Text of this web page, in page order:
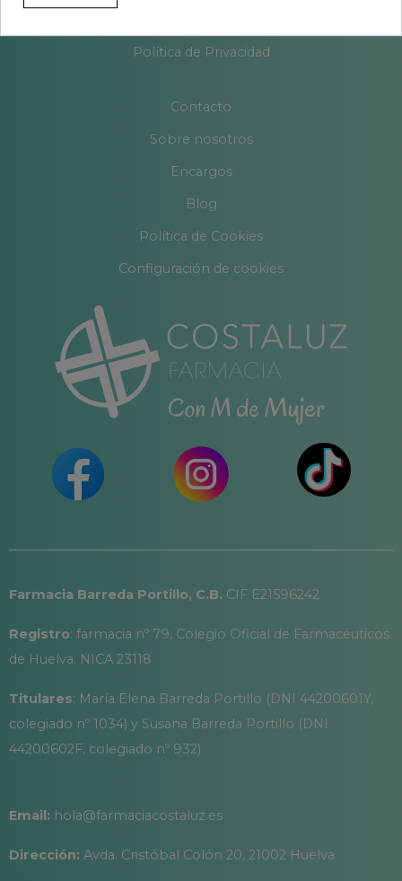
Política de Privacidad
Contacto
Sobre nosotros
Encargos
Blog
Política de Cookies
Configuración de cookies
Farmacia Barreda Portillo, C.B. CIF E21596242
Registro: farmacia nº 79, Colegio Oficial de Farmacéuticos
de Huelva. NICA 23118
Titulares: María Elena Barreda Portillo (DNI 44200601Y,
colegiado nº 1034) y Susana Barreda Portillo (DNI
44200602F, colegiado nº 932)
Email: hola@farmaciacostaluz.es
Dirección: Avda. Cristóbal Colón 20, 21002 Huelva